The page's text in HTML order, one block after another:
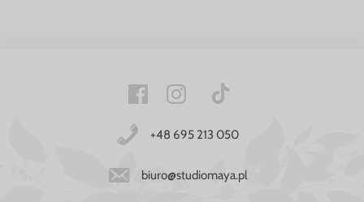
+48 695 213 050
biuro@studiomaya.pl